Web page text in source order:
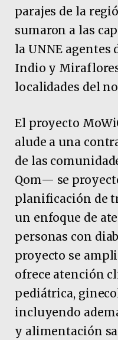
parajes de la
sumaron a las
la UNNE agentes
Indio y
localidades del
El proyecto
alude a una
de las
Qom— se
planificación de
un enfoque de
personas con
proyecto se
ofrece atención
pediátrica,
incluyendo
y alimentación